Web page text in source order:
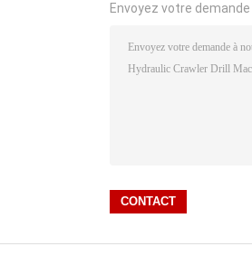
Envoyez votre